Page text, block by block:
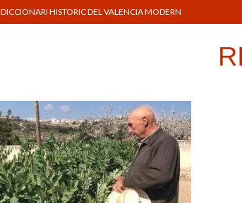
DICCIONARI HISTORIC DEL VALENCIA MODERN